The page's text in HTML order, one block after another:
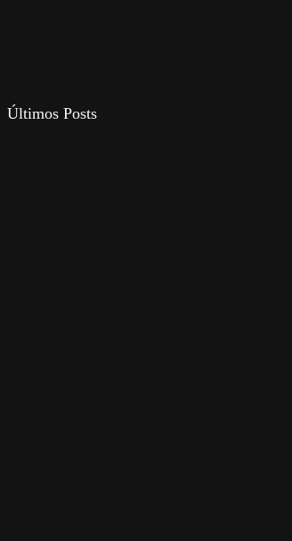
Últimos Posts